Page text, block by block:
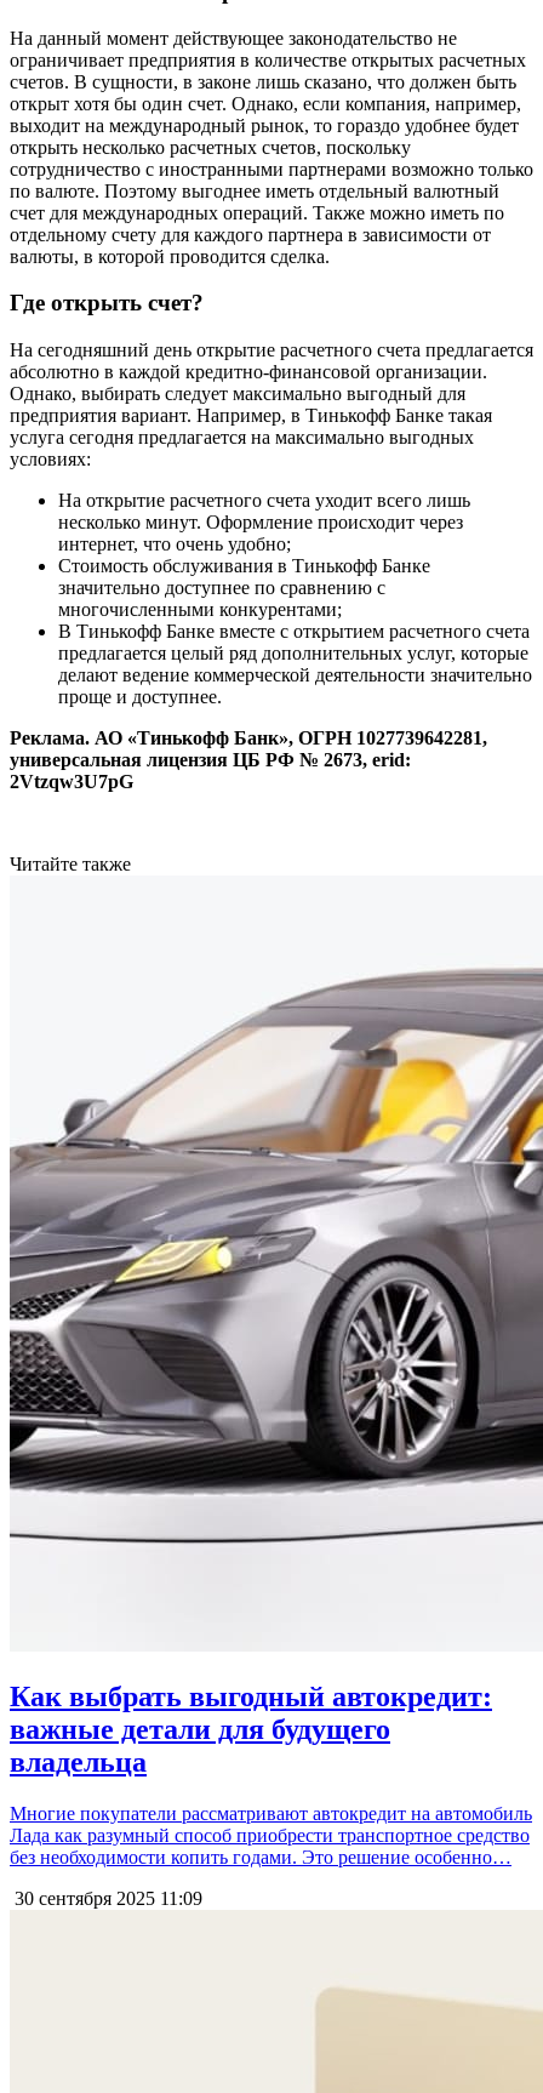
На данный момент действующее законодательство не
ограничивает предприятия в количестве открытых расчетных
счетов. В сущности, в законе лишь сказано, что должен быть
открыт хотя бы один счет. Однако, если компания, например,
выходит на международный рынок, то гораздо удобнее будет
открыть несколько расчетных счетов, поскольку
сотрудничество с иностранными партнерами возможно только
по валюте. Поэтому выгоднее иметь отдельный валютный
счет для международных операций. Также можно иметь по
отдельному счету для каждого партнера в зависимости от
валюты, в которой проводится сделка.
Где открыть счет?
На сегодняшний день открытие расчетного счета предлагается
абсолютно в каждой кредитно-финансовой организации.
Однако, выбирать следует максимально выгодный для
предприятия вариант. Например, в Тинькофф Банке такая
услуга сегодня предлагается на максимально выгодных
условиях:
На открытие расчетного счета уходит всего лишь
несколько минут. Оформление происходит через
интернет, что очень удобно;
Стоимость обслуживания в Тинькофф Банке
значительно доступнее по сравнению с
многочисленными конкурентами;
В Тинькофф Банке вместе с открытием расчетного счета
предлагается целый ряд дополнительных услуг, которые
делают ведение коммерческой деятельности значительно
проще и доступнее.
Реклама. АО «Тинькофф Банк», ОГРН 1027739642281,
универсальная лицензия ЦБ РФ № 2673, erid:
2Vtzqw3U7pG
Читайте также
Как выбрать выгодный автокредит:
важные детали для будущего
владельца
Многие покупатели рассматривают автокредит на автомобиль
Лада как разумный способ приобрести транспортное средство
без необходимости копить годами. Это решение особенно…
30 сентября 2025 11:09